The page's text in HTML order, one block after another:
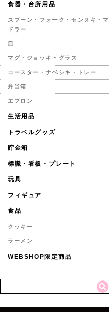
食器・台所用品
スプーン・フォーク・センヌキ・マ
ドラー
マグ・ジョッキ・グラス
コースター・ナベシキ・トレー
弁当箱
エプロン
生活用品
トラベルグッズ
貯金箱
標識・看板・プレート
玩具
フィギュア
食品
クッキー
ラーメン
WEBSHOP限定商品